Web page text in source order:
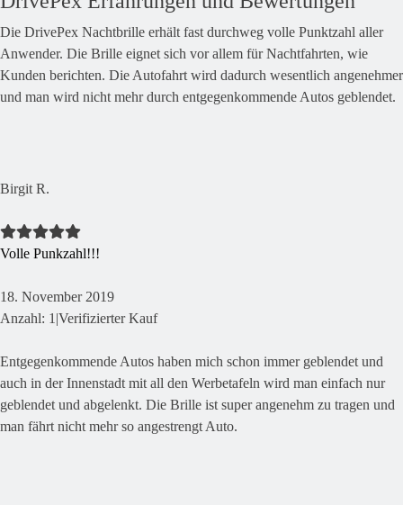
Die DrivePex Nachtbrille erhält fast durchweg volle Punktzahl aller
Anwender. Die Brille eignet sich vor allem für Nachtfahrten, wie
Kunden berichten. Die Autofahrt wird dadurch wesentlich angenehmer
und man wird nicht mehr durch entgegenkommende Autos geblendet.
Birgit R.
Volle Punkzahl!!!
18. November 2019
Anzahl: 1 |Verifizierter Kauf
Entgegenkommende Autos haben mich schon immer geblendet und
auch in der Innenstadt mit all den Werbetafeln wird man einfach nur
geblendet und abgelenkt. Die Brille ist super angenehm zu tragen und
man fährt nicht mehr so angestrengt Auto.